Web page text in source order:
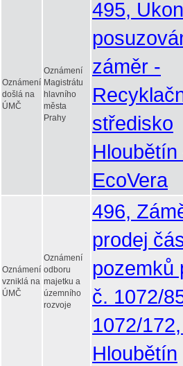
Oznámení
došlá na
ÚMČ
Oznámení
Magistrátu
hlavního
města
Prahy
495,
záměr -
středisko
Hloubětín
EcoVera
Oznámení
vzniklá na
ÚMČ
Oznámení
odboru
majetku a
územního
rozvoje
496,
prodej
pozemků
č. 1072/
1072/
Hloubětín